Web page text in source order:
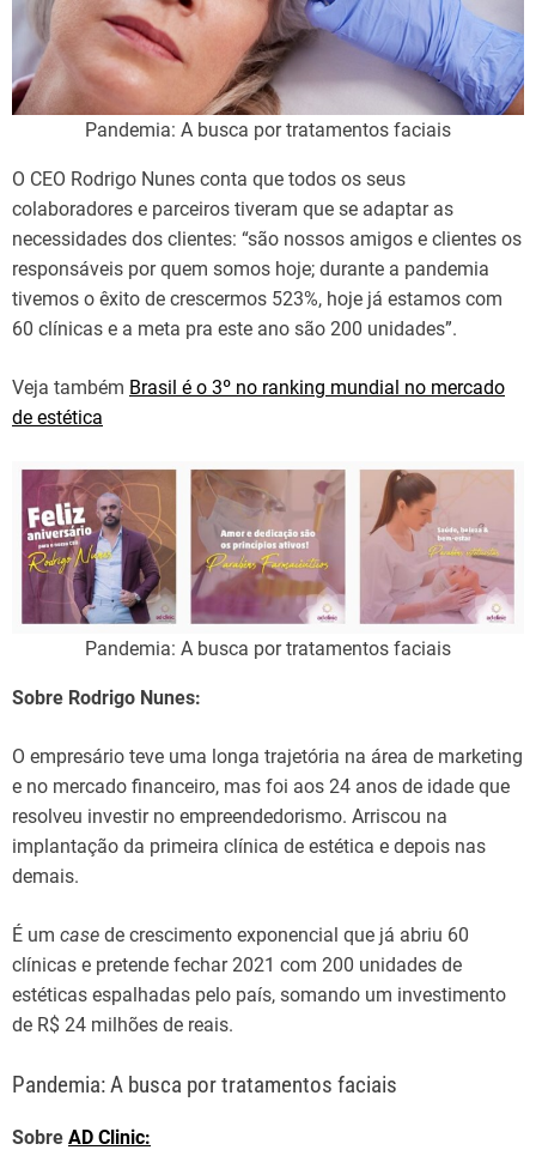
Pandemia: A busca por tratamentos faciais
O CEO Rodrigo Nunes conta que todos os seus
colaboradores e parceiros tiveram que se adaptar as
necessidades dos clientes: “são nossos amigos e clientes os
responsáveis por quem somos hoje; durante a pandemia
tivemos o êxito de crescermos 523%, hoje já estamos com
60 clínicas e a meta pra este ano são 200 unidades”.
Veja também Brasil é o 3º no ranking mundial no mercado
de estética
Pandemia: A busca por tratamentos faciais
Sobre Rodrigo Nunes:
O empresário teve uma longa trajetória na área de marketing
e no mercado financeiro, mas foi aos 24 anos de idade que
resolveu investir no empreendedorismo. Arriscou na
implantação da primeira clínica de estética e depois nas
demais.
É um case de crescimento exponencial que já abriu 60
clínicas e pretende fechar 2021 com 200 unidades de
estéticas espalhadas pelo país, somando um investimento
de R$ 24 milhões de reais.
Pandemia: A busca por tratamentos faciais
Sobre AD Clinic: